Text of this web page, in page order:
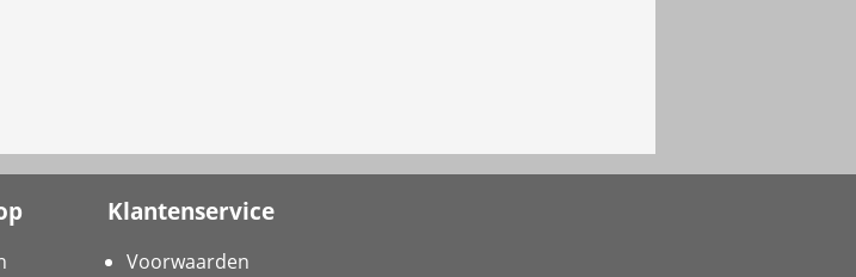
Klantenservice
Voorwaarden